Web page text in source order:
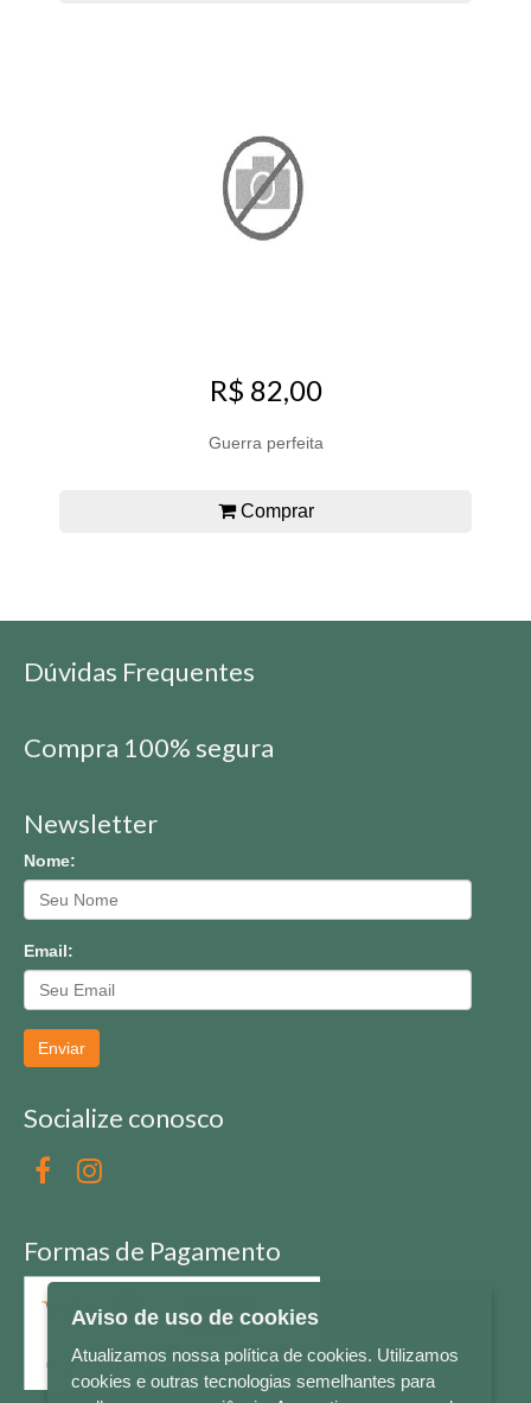
R$ 82,00
Guerra perfeita
Comprar
Dúvidas Frequentes
Compra 100% segura
Newsletter
Nome:
Email:
Enviar
Socialize conosco
Formas de Pagamento
Aviso de uso de cookies
Atualizamos nossa política de cookies. Utilizamos
cookies e outras tecnologias semelhantes para